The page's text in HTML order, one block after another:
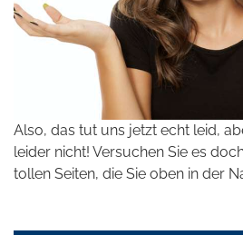
Also, das tut uns jetzt echt leid,
leider nicht! Versuchen Sie es
tollen Seiten, die Sie oben in der